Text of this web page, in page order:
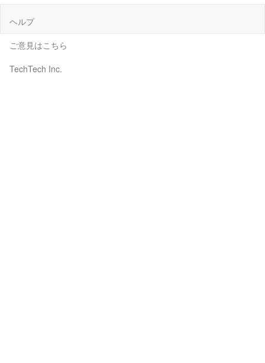
ヘルプ
ご意見はこちら
TechTech Inc.